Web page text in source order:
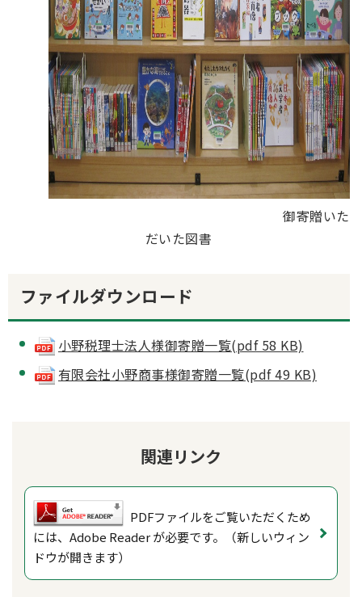
御寄贈いた
だいた図書
ファイルダウンロード
小野税理士法人様御寄贈一覧(pdf 58 KB)
有限会社小野商事様御寄贈一覧(pdf 49 KB)
関連リンク
PDFファイルをご覧いただくため
には、Adobe Reader が必要です。（新しいウィン
ドウが開きます）